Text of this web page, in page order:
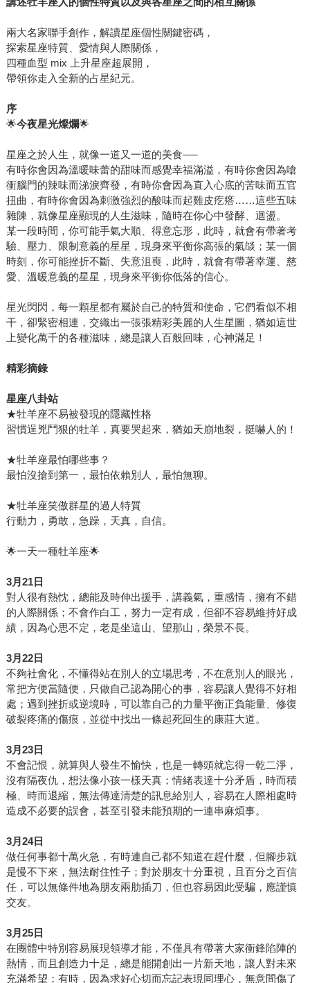
兩大名家聯手創作，解讀星座個性關鍵密碼，
探索星座特質、愛情與人際關係，
四種血型 mix 上升星座超展開，
帶領你走入全新的占星紀元。
序
🌟今夜星光燦爛🌟
星座之於人生，就像一道又一道的美食──
有時你會因為溫暖味蕾的甜味而感覺幸福滿溢，有時你會因為嗆
衝腦門的辣味而涕淚齊發，有時你會因為直入心底的苦味而五官
扭曲，有時你會因為刺激強烈的酸味而起雞皮疙瘩……這些五味
雜陳，就像星座顯現的人生滋味，隨時在你心中發酵、迴盪。
某一段時間，你可能手氣大順、得意忘形，此時，就會有帶著考
驗、壓力、限制意義的星星，現身來平衡你高張的氣燄；某一個
時刻，你可能挫折不斷、失意沮喪，此時，就會有帶著幸運、慈
愛、溫暖意義的星星，現身來平衡你低落的信心。
星光閃閃，每一顆星都有屬於自己的特質和使命，它們看似不相
干，卻緊密相連，交織出一張張精彩美麗的人生星圖，猶如這世
上變化萬千的各種滋味，總是讓人百般回味，心神滿足！
精彩摘錄
星座八卦站
★牡羊座不易被發現的隱藏性格
習慣逞兇鬥狠的牡羊，真要哭起來，猶如天崩地裂，挺嚇人的！
★牡羊座最怕哪些事？
最怕沒搶到第一，最怕依賴別人，最怕無聊。
★牡羊座笑傲群星的過人特質
行動力，勇敢，急躁，天真，自信。
🌟一天一種牡羊座🌟
3月21日
對人很有熱忱，總能及時伸出援手，講義氣，重感情，擁有不錯
的人際關係；不會作白工，努力一定有成，但卻不容易維持好成
績，因為心思不定，老是坐這山、望那山，榮景不長。
3月22日
不夠社會化，不懂得站在別人的立場思考，不在意別人的眼光，
常把方便當隨便，只做自己認為開心的事，容易讓人覺得不好相
處；遇到挫折或逆境時，可以靠自己的力量平衡正負能量、修復
破裂疼痛的傷痕，並從中找出一條起死回生的康莊大道。
3月23日
不會記恨，就算與人發生不愉快，也是一轉頭就忘得一乾二淨，
沒有隔夜仇，想法像小孩一樣天真；情緒表達十分矛盾，時而積
極、時而退縮，無法傳達清楚的訊息給別人，容易在人際相處時
造成不必要的誤會，甚至引發未能預期的一連串麻煩事。
3月24日
做任何事都十萬火急，有時連自己都不知道在趕什麼，但腳步就
是慢不下來，無法耐住性子；對於朋友十分重視，且百分之百信
任，可以無條件地為朋友兩肋插刀，但也容易因此受騙，應謹慎
交友。
3月25日
在團體中特別容易展現領導才能，不僅具有帶著大家衝鋒陷陣的
熱情，而且創造力十足，總是能開創出一片新天地，讓人對未來
充滿希望；有時，因為求好心切而忘記表現同理心，無意間傷了